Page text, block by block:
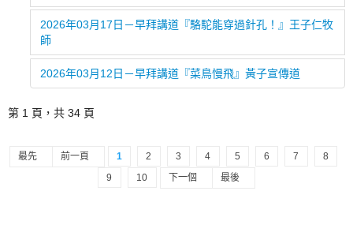
2026年03月17日－早拜講道『駱駝能穿過針孔！』王子仁牧
師
2026年03月12日－早拜講道『菜鳥慢飛』黃子宣傳道
第 1 頁，共 34 頁
最先 前一頁 1 2 3 4 5 6 7
8
9
10 下一個 最後